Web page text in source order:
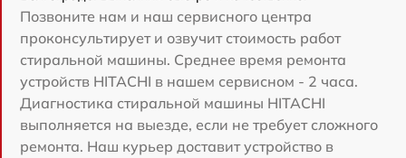
Позвоните нам и наш сервисного центра
проконсультирует и озвучит стоимость работ
стиральной машины. Среднее время ремонта
устройств HITACHI в нашем сервисном - 2 часа.
Диагностика стиральной машины HITACHI
выполняется на выезде, если не требует сложного
ремонта. Наш курьер доставит устройство в